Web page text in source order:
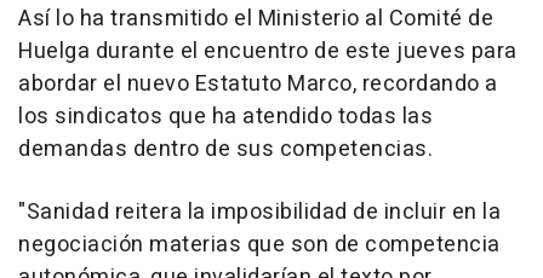
Así lo ha transmitido el Ministerio al Comité de
Huelga durante el encuentro de este jueves para
abordar el nuevo Estatuto Marco, recordando a
los sindicatos que ha atendido todas las
demandas dentro de sus competencias.
"Sanidad reitera la imposibilidad de incluir en la
negociación materias que son de competencia